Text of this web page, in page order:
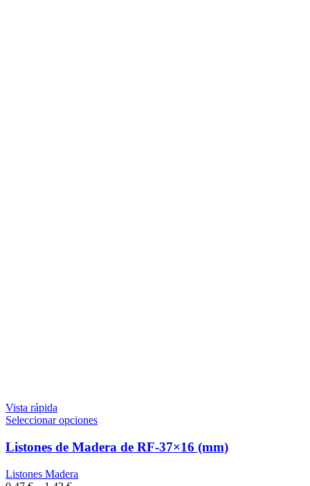
Vista rápida
Seleccionar opciones
Listones de Madera de RF-37×16 (mm)
Listones Madera